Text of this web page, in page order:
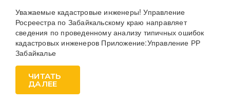
Уважаемые кадастровые инженеры! Управление
Росреестра по Забайкальскому краю направляет
сведения по проведенному анализу типичных ошибок
кадастровых инженеров Приложение:Управление РР
Забайкалье
ЧИТАТЬ
ДАЛЕЕ